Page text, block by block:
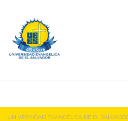
UNIVERSIDAD EVANGÉLICA DE EL